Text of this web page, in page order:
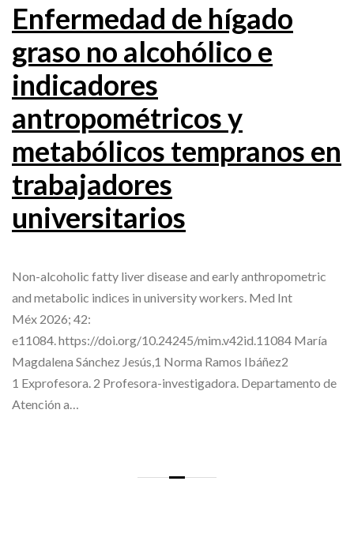
Enfermedad de hígado
graso no alcohólico e
indicadores
antropométricos y
metabólicos tempranos en
trabajadores
universitarios
Non-alcoholic fatty liver disease and early anthropometric
and metabolic indices in university workers. Med Int
Méx 2026; 42:
e11084. https://doi.org/10.24245/mim.v42id.11084 María
Magdalena Sánchez Jesús,1 Norma Ramos Ibáñez2
1 Exprofesora. 2 Profesora-investigadora. Departamento de
Atención a…